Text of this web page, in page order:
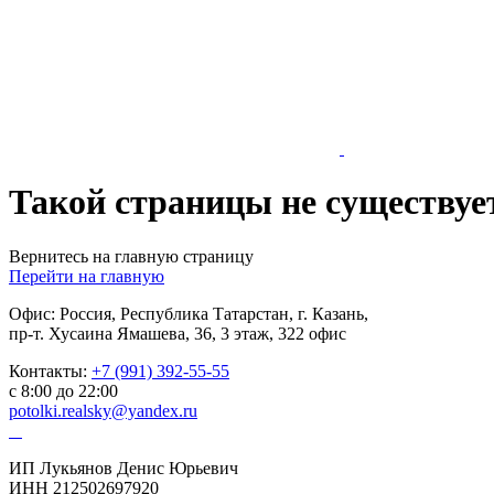
Такой страницы не
Вернитесь на главную страницу
Перейти на главную
Офис: Россия, Республика Татарстан, г. Казань,
пр-т. Хусаина Ямашева, 36, 3 этаж, 322 офис
Контакты: +7 (991) 392-55-55
с 8:00 до 22:00
potolki.realsky@yandex.ru
ИП Лукьянов Денис Юрьевич
ИНН 212502697920